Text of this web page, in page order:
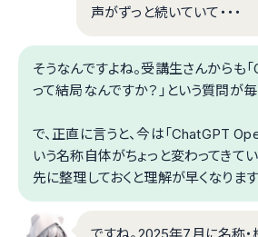
声がずっと続いていて・・・
そうなんですよね。受講生さんからも
って結局なんですか？」という質問が毎
で、正直に言うと、今は「ChatGPT
いう名称自体がちょっと変わってきてい
先に整理しておくと理解が早くなります